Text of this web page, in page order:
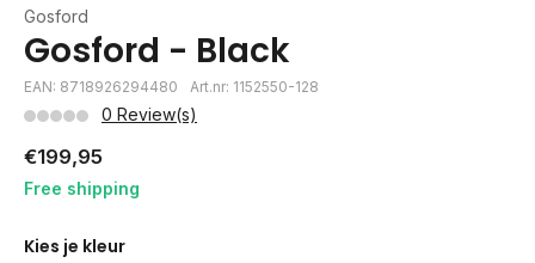
Gosford
Gosford - Black
EAN: 8718926294480 Art.nr: 1152550-128
0 Review(s)
€199,95
Free shipping
Kies je kleur